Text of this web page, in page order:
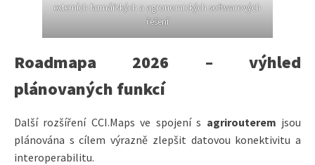
externích farmářských a agronomických softwarových
řešení
Roadmapa 2026 – výhled
plánovaných funkcí
Další rozšíření CCI.Maps ve spojení s agrirouterem jsou
plánována s cílem výrazně zlepšit datovou konektivitu a
interoperabilitu.